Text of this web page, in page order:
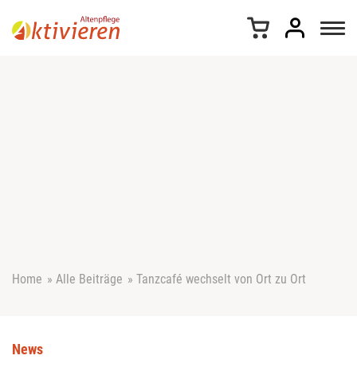
Home » Alle Beiträge » Tanzcafé wechselt von Ort zu Ort
News